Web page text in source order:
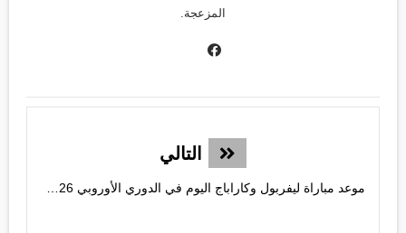
المزعجة.
التالي
موعد مباراة ليفربول وكاراباج اليوم في الدوري الأوروبي 2026 | القنوات الناقلة